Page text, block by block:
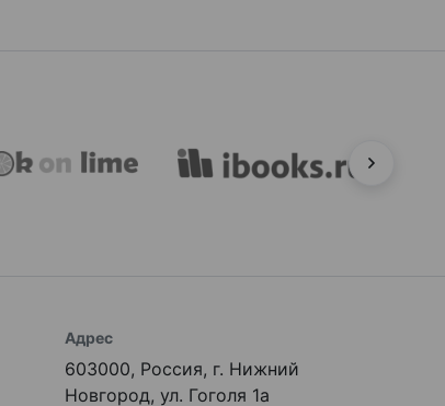
Адрес
603000, Россия, г. Нижний
Новгород, ул. Гоголя 1а